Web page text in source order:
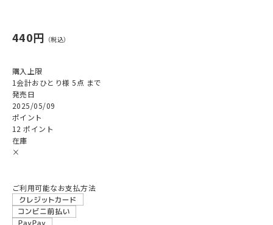
440円
購入上限
1会計おひとり様 5点 まで
発売日
2025/05/09
ポイント
12 ポイント
在庫
×
ご利用可能なお支払方法